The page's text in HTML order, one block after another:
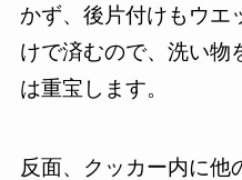
かず、後片付けもウエ
けで済むので、洗い物
は重宝します。
反面、クッカー内に他